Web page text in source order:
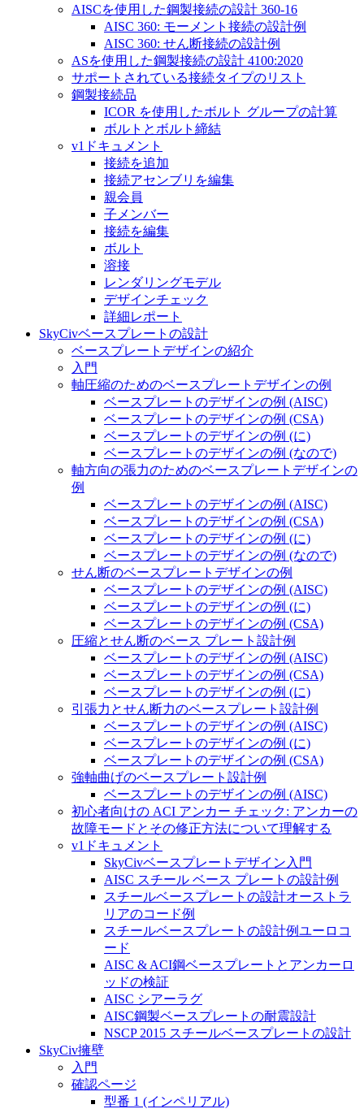
AISCを使用した鋼製接続の設計 360-16
AISC 360: モーメント接続の設計例
AISC 360: せん断接続の設計例
ASを使用した鋼製接続の設計 4100:2020
サポートされている接続タイプのリスト
鋼製接続品
ICOR を使用したボルト グループの計算
ボルトとボルト締結
v1ドキュメント
接続を追加
接続アセンブリを編集
親会員
子メンバー
接続を編集
ボルト
溶接
レンダリングモデル
デザインチェック
詳細レポート
SkyCivベースプレートの設計
ベースプレートデザインの紹介
入門
軸圧縮のためのベースプレートデザインの例
ベースプレートのデザインの例 (AISC)
ベースプレートのデザインの例 (CSA)
ベースプレートのデザインの例 (に)
ベースプレートのデザインの例 (なので)
軸方向の張力のためのベースプレートデザインの
例
ベースプレートのデザインの例 (AISC)
ベースプレートのデザインの例 (CSA)
ベースプレートのデザインの例 (に)
ベースプレートのデザインの例 (なので)
せん断のベースプレートデザインの例
ベースプレートのデザインの例 (AISC)
ベースプレートのデザインの例 (に)
ベースプレートのデザインの例 (CSA)
圧縮とせん断のベース プレート設計例
ベースプレートのデザインの例 (AISC)
ベースプレートのデザインの例 (CSA)
ベースプレートのデザインの例 (に)
引張力とせん断力のベースプレート設計例
ベースプレートのデザインの例 (AISC)
ベースプレートのデザインの例 (に)
ベースプレートのデザインの例 (CSA)
強軸曲げのベースプレート設計例
ベースプレートのデザインの例 (AISC)
初心者向けの ACI アンカー チェック: アンカーの
故障モードとその修正方法について理解する
v1ドキュメント
SkyCivベースプレートデザイン入門
AISC スチール ベース プレートの設計例
スチールベースプレートの設計オーストラ
リアのコード例
スチールベースプレートの設計例ユーロコ
ード
AISC & ACI鋼ベースプレートとアンカーロ
ッドの検証
AISC シアーラグ
AISC鋼製ベースプレートの耐震設計
NSCP 2015 スチールベースプレートの設計
SkyCiv擁壁
入門
確認ページ
型番 1 (インペリアル)